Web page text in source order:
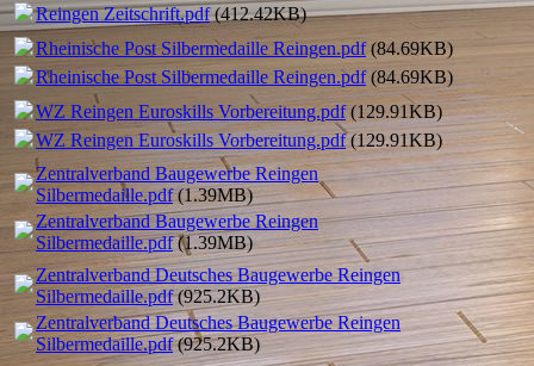
Reingen Zeitschrift.pdf(412.42KB)
Rheinische Post Silbermedaille Reingen.pdf(84.69KB)
Rheinische Post Silbermedaille Reingen.pdf(84.69KB)
WZ Reingen Euroskills Vorbereitung.pdf(129.91KB)
WZ Reingen Euroskills Vorbereitung.pdf(129.91KB)
Zentralverband Baugewerbe Reingen
Silbermedaille.pdf(1.39MB)
Zentralverband Baugewerbe Reingen
Silbermedaille.pdf(1.39MB)
Zentralverband Deutsches Baugewerbe Reingen
Silbermedaille.pdf(925.2KB)
Zentralverband Deutsches Baugewerbe Reingen
Silbermedaille.pdf(925.2KB)